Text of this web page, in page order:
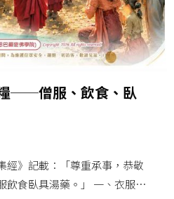
──僧服、飲食、臥
經》記載：「尊重承事，恭敬
飲食臥具湯藥。」 一、衣服…